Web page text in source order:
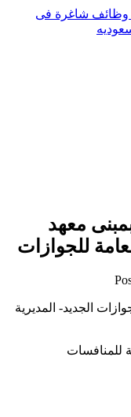
معهد
للجوازات
المديرية